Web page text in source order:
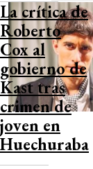
La crítica de
Roberto
Cox al
gobierno de
Kast tras
crimen de
joven en
Huechuraba